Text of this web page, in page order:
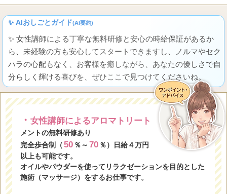
✨ AIおしごとガイド(AI要約)
✨ 女性講師による丁寧な無料研修と安心の時給保証があるか
ら、未経験の方も安心してスタートできますし、ノルマやセク
ハラの心配もなく、お客様を癒しながら、あなたの優しさで自
分らしく輝ける喜びを、ぜひここで見つけてくださいね。
・ 女性講師によるアロマトリート
メントの無料研修あり
完全歩合制（50 ％～ 70 ％）日給４万円
以上も可能です。
オイルやパウダーを使ってリラクゼーションを目的とした
施術（マッサージ）をするお仕事です。